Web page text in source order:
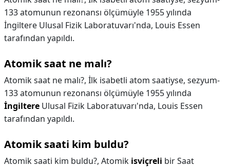
133 atomunun rezonansı ölçümüyle 1955 yılında
İngiltere Ulusal Fizik Laboratuvarı'nda, Louis Essen
tarafından yapıldı.
Atomik saat ne malı?
Atomik saat ne malı?, İlk isabetli atom saatiyse, sezyum-
133 atomunun rezonansı ölçümüyle 1955 yılında
İngiltere Ulusal Fizik Laboratuvarı'nda, Louis Essen
tarafından yapıldı.
Atomik saati kim buldu?
Atomik saati kim buldu?, Atomik isviçreli bir Saat